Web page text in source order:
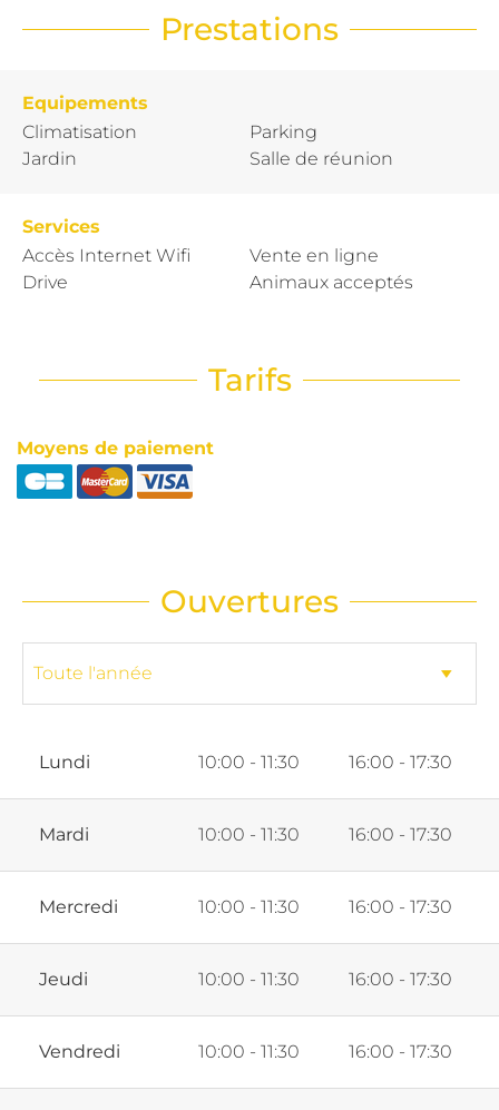
Prestations
Equipements
Climatisation
Jardin
Parking
Salle de réunion
Services
Accès Internet Wifi
Drive
Vente en ligne
Animaux acceptés
Tarifs
Moyens de paiement
Ouvertures
Lundi 10:00 - 11:30 16:00 - 17:30
Mardi 10:00 - 11:30 16:00 - 17:30
Mercredi 10:00 - 11:30 16:00 - 17:30
Jeudi 10:00 - 11:30 16:00 - 17:30
Vendredi 10:00 - 11:30 16:00 - 17:30